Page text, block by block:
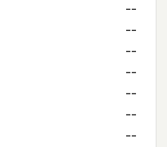
--
--
--
--
--
--
--